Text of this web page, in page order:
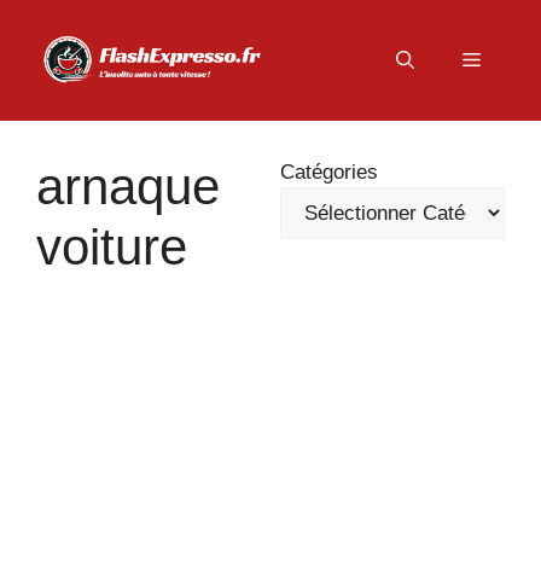
contenu
Menu
arnaque
voiture
Catégories